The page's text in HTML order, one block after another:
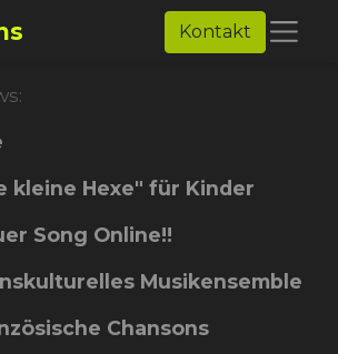
Kontakt
kleine Hexe" für Kinder
Song Online!!
Musikensemble
Chansons